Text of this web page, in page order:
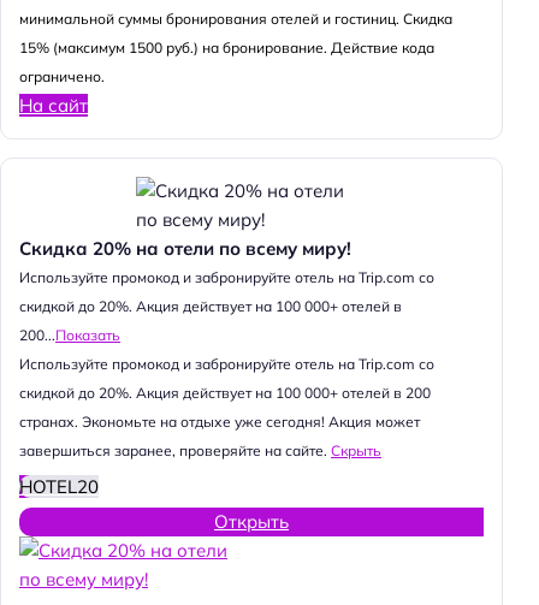
минимальной суммы бронирования отелей и гостиниц. Скидка
15% (максимум 1500 руб.) на бронирование. Действие кода
ограничено.
На сайт
Скидка 20% на отели по всему миру!
Используйте промокод и забронируйте отель на Trip.com со
скидкой до 20%. Акция действует на 100 000+ отелей в
200...Показать
Используйте промокод и забронируйте отель на Trip.com со
скидкой до 20%. Акция действует на 100 000+ отелей в 200
странах. Экономьте на отдыхе уже сегодня! Акция может
завершиться заранее, проверяйте на сайте. Скрыть
HOTEL20
Открыть